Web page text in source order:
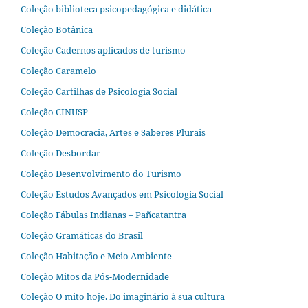
Coleção biblioteca psicopedagógica e didática
Coleção Botânica
Coleção Cadernos aplicados de turismo
Coleção Caramelo
Coleção Cartilhas de Psicologia Social
Coleção CINUSP
Coleção Democracia, Artes e Saberes Plurais
Coleção Desbordar
Coleção Desenvolvimento do Turismo
Coleção Estudos Avançados em Psicologia Social
Coleção Fábulas Indianas – Pañcatantra
Coleção Gramáticas do Brasil
Coleção Habitação e Meio Ambiente
Coleção Mitos da Pós-Modernidade
Coleção O mito hoje. Do imaginário à sua cultura